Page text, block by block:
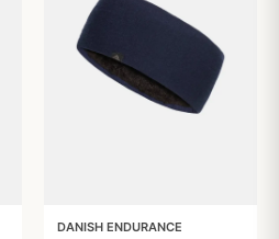
DANISH ENDURANCE